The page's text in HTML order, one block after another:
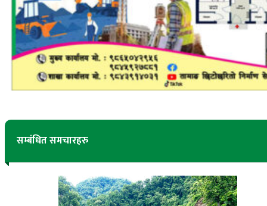
सम्बंधित समचारहरु